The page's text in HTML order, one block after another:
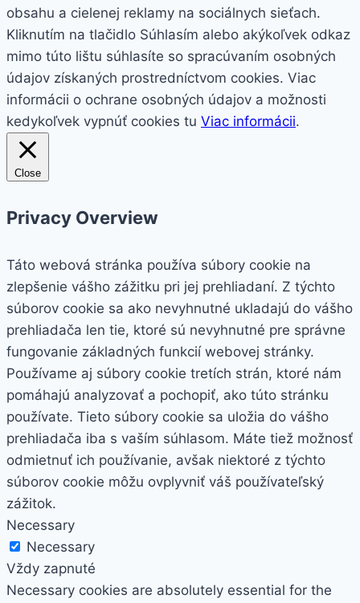
obsahu a cielenej reklamy na sociálnych sieťach.
Kliknutím na tlačidlo Súhlasím alebo akýkoľvek odkaz
mimo túto lištu súhlasíte so spracúvaním osobných
údajov získaných prostredníctvom cookies. Viac
informácii o ochrane osobných údajov a možnosti
kedykoľvek vypnúť cookies tu Viac informácii.
Close
Privacy Overview
Táto webová stránka používa súbory cookie na
zlepšenie vášho zážitku pri jej prehliadaní. Z týchto
súborov cookie sa ako nevyhnutné ukladajú do vášho
prehliadača len tie, ktoré sú nevyhnutné pre správne
fungovanie základných funkcií webovej stránky.
Používame aj súbory cookie tretích strán, ktoré nám
pomáhajú analyzovať a pochopiť, ako túto stránku
používate. Tieto súbory cookie sa uložia do vášho
prehliadača iba s vaším súhlasom. Máte tiež možnosť
odmietnuť ich používanie, avšak niektoré z týchto
súborov cookie môžu ovplyvniť váš používateľský
zážitok.
Necessary
Necessary
Vždy zapnuté
Necessary cookies are absolutely essential for the